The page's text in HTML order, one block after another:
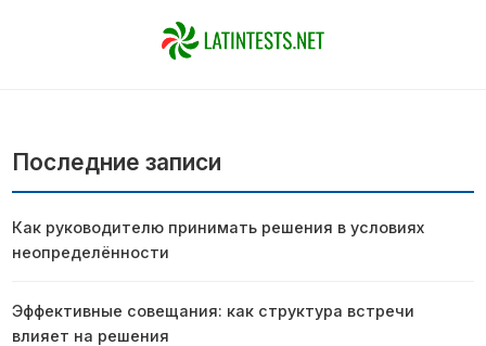
Последние записи
Как руководителю принимать решения в условиях
неопределённости
Эффективные совещания: как структура встречи
влияет на решения